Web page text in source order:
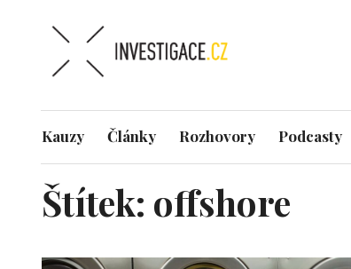
Kauzy Články Rozhovory Podcasty
Štítek: offshore